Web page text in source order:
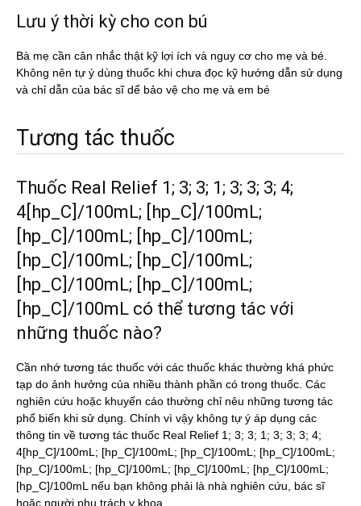
Lưu ý thời kỳ cho con bú
Bà mẹ cần cân nhắc thật kỹ lợi ích và nguy cơ cho mẹ và bé.
Không nên tự ý dùng thuốc khi chưa đọc kỹ hướng dẫn sử dụng
và chỉ dẫn của bác sĩ dể bảo vệ cho mẹ và em bé
Tương tác thuốc
Thuốc Real Relief 1; 3; 3; 1; 3; 3; 3; 4;
4[hp_C]/100mL; [hp_C]/100mL;
[hp_C]/100mL; [hp_C]/100mL;
[hp_C]/100mL; [hp_C]/100mL;
[hp_C]/100mL; [hp_C]/100mL;
[hp_C]/100mL có thể tương tác với
những thuốc nào?
Cần nhớ tương tác thuốc với các thuốc khác thường khá phức
tạp do ảnh hưởng của nhiều thành phần có trong thuốc. Các
nghiên cứu hoặc khuyến cáo thường chỉ nêu những tương tác
phổ biến khi sử dụng. Chính vì vậy không tự ý áp dụng các
thông tin về tương tác thuốc Real Relief 1; 3; 3; 1; 3; 3; 3; 4;
4[hp_C]/100mL; [hp_C]/100mL; [hp_C]/100mL; [hp_C]/100mL;
[hp_C]/100mL; [hp_C]/100mL; [hp_C]/100mL; [hp_C]/100mL;
[hp_C]/100mL nếu bạn không phải là nhà nghiên cứu, bác sĩ
hoặc người phụ trách y khoa.